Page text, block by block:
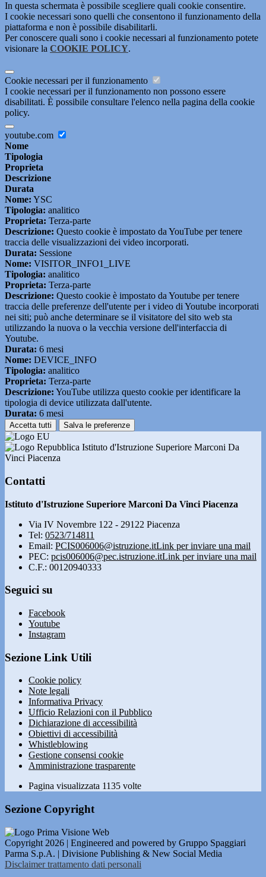
In questa schermata è possibile scegliere quali cookie consentire.
I cookie necessari sono quelli che consentono il funzionamento della
piattaforma e non è possibile disabilitarli.
Per conoscere quali sono i cookie necessari al funzionamento potete
visionare la COOKIE POLICY.
Cookie necessari per il funzionamento
I cookie necessari per il funzionamento non possono essere
disabilitati. È possibile consultare l'elenco nella pagina della cookie
policy.
youtube.com
Nome
Tipologia
Proprieta
Descrizione
Durata
Nome: YSC
Tipologia: analitico
Proprieta: Terza-parte
Descrizione: Questo cookie è impostato da YouTube per tenere
traccia delle visualizzazioni dei video incorporati.
Durata: Sessione
Nome: VISITOR_INFO1_LIVE
Tipologia: analitico
Proprieta: Terza-parte
Descrizione: Questo cookie è impostato da Youtube per tenere
traccia delle preferenze dell'utente per i video di Youtube incorporati
nei siti; può anche determinare se il visitatore del sito web sta
utilizzando la nuova o la vecchia versione dell'interfaccia di
Youtube.
Durata: 6 mesi
Nome: DEVICE_INFO
Tipologia: analitico
Proprieta: Terza-parte
Descrizione: YouTube utilizza questo cookie per identificare la
tipologia di device utilizzata dall'utente.
Durata: 6 mesi
Accetta tutti Salva le preferenze
Istituto d'Istruzione Superiore Marconi Da
Vinci Piacenza
Contatti
Istituto d'Istruzione Superiore Marconi Da Vinci Piacenza
Via IV Novembre 122 - 29122 Piacenza
Tel: 0523/714811
Email: PCIS006006@istruzione.itLink per inviare una mail
PEC: pcis006006@pec.istruzione.itLink per inviare una mail
C.F.: 00120940333
Seguici su
Facebook
Youtube
Instagram
Sezione Link Utili
Cookie policy
Note legali
Informativa Privacy
Ufficio Relazioni con il Pubblico
Dichiarazione di accessibilità
Obiettivi di accessibilità
Whistleblowing
Gestione consensi cookie
Amministrazione trasparente
Pagina visualizzata 1135 volte
Sezione Copyright
Copyright 2026 | Engineered and powered by Gruppo Spaggiari
Parma S.p.A. | Divisione Publishing & New Social Media
Disclaimer trattamento dati personali